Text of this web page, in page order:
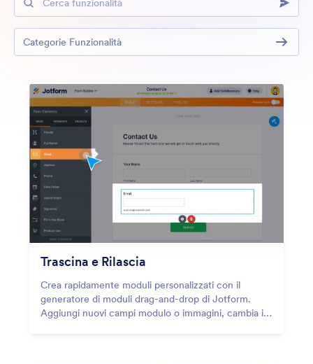
Cerca funzionalità
Trascina e Rilascia
Crea rapidamente moduli personalizzati con il
generatore di moduli drag-and-drop di Jotform.
Aggiungi nuovi campi modulo o immagini, cambia i
Categorie Funzionalità